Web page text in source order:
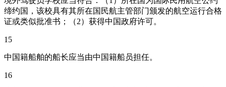
缔约国，该校具有其所在国民航主管部门颁发的航空运行合格
证或类似批准书；（2）获得中国政府许可。
15
中国籍船舶的船长应当由中国籍船员担任。
16